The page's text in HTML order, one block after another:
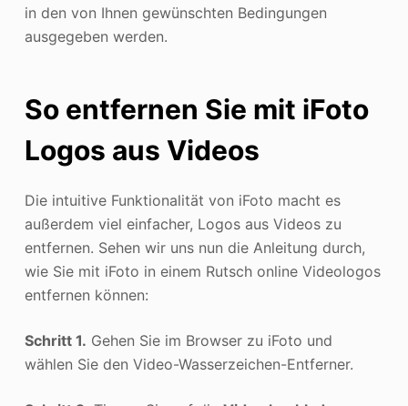
in den von Ihnen gewünschten Bedingungen
ausgegeben werden.
So entfernen Sie mit iFoto
Logos aus Videos
Die intuitive Funktionalität von iFoto macht es
außerdem viel einfacher, Logos aus Videos zu
entfernen. Sehen wir uns nun die Anleitung durch,
wie Sie mit iFoto in einem Rutsch online Videologos
entfernen können:
Schritt 1. Gehen Sie im Browser zu iFoto und
wählen Sie den Video-Wasserzeichen-Entferner.